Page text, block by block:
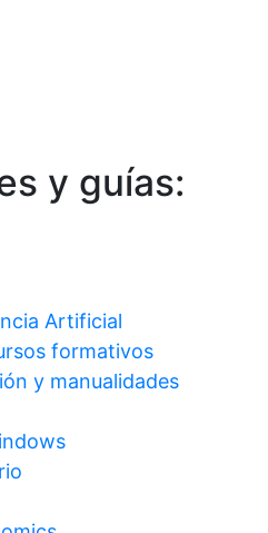
y guías:
Artificial
formativos
y manualidades